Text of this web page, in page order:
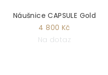
Náušnice CAPSULE Gold
4 800 Kč
Na dotaz